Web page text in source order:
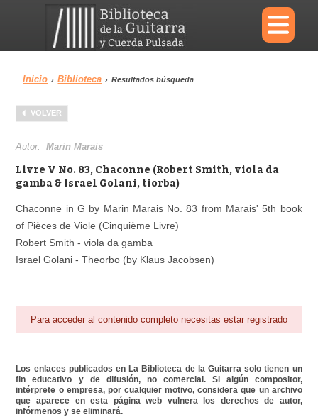
×
Menu
Biblioteca
Área personal
Inicio › Biblioteca › Resultados búsqueda
VOLVER
Autor:Marin Marais
Livre V No. 83, Chaconne (Robert Smith, viola da
gamba & Israel Golani, tiorba)
Chaconne in G by Marin Marais No. 83 from Marais' 5th book
of Pièces de Viole (Cinquième Livre)
Robert Smith - viola da gamba
Israel Golani - Theorbo (by Klaus Jacobsen)
Para acceder al contenido completo necesitas estar registrado
Los enlaces publicados en La Biblioteca de la Guitarra solo tienen un
fin educativo y de difusión, no comercial. Si algún compositor,
intérprete o empresa, por cualquier motivo, considera que un archivo
que aparece en esta página web vulnera los derechos de autor,
infórmenos y se eliminará.